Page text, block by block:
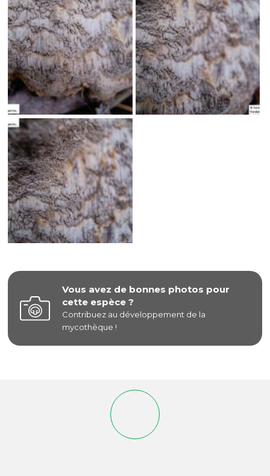
Vous avez de bonnes photos pour
cette espèce ?
Contribuez au développement de la
mycothèque !